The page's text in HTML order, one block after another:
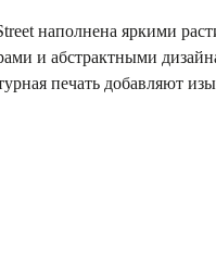
наполнена яркими
и абстрактными
печать добавляют